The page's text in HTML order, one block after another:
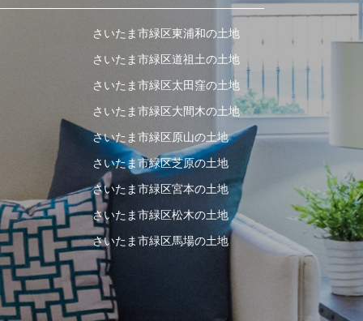
さいたま市緑区東浦和の土地
さいたま市緑区道祖土の土地
さいたま市緑区太田窪の土地
さいたま市緑区大間木の土地
さいたま市緑区原山の土地
さいたま市緑区芝原の土地
さいたま市緑区宮本の土地
さいたま市緑区松木の土地
さいたま市緑区馬場の土地